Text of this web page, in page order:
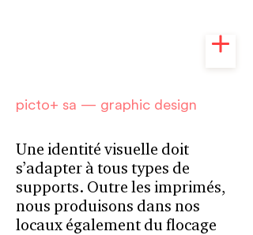
picto+ sa — graphic design
Une identité visuelle doit
s’adapter à tous types de
supports. Outre les imprimés,
nous produisons dans nos
locaux également du flocage